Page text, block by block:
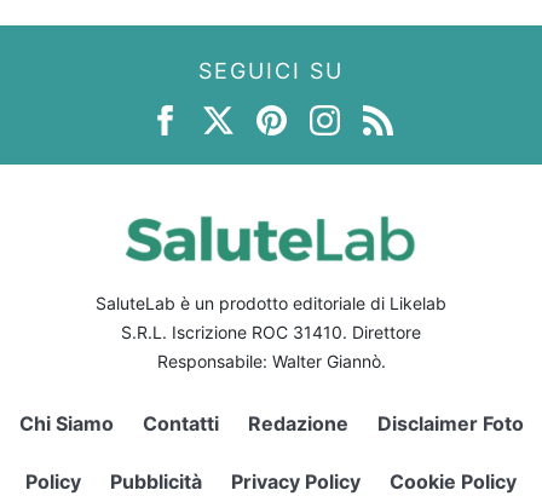
SEGUICI SU
SaluteLab è un prodotto editoriale di Likelab
S.R.L. Iscrizione ROC 31410. Direttore
Responsabile: Walter Giannò.
Chi Siamo Contatti Redazione Disclaimer Foto
Policy Pubblicità Privacy Policy Cookie Policy